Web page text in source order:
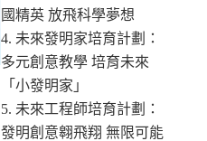
國精英 放飛科學夢想
4. 未來發明家培育計劃：
多元創意教學 培育未來
「小發明家」
5. 未來工程師培育計劃：
發明創意翱飛翔 無限可能